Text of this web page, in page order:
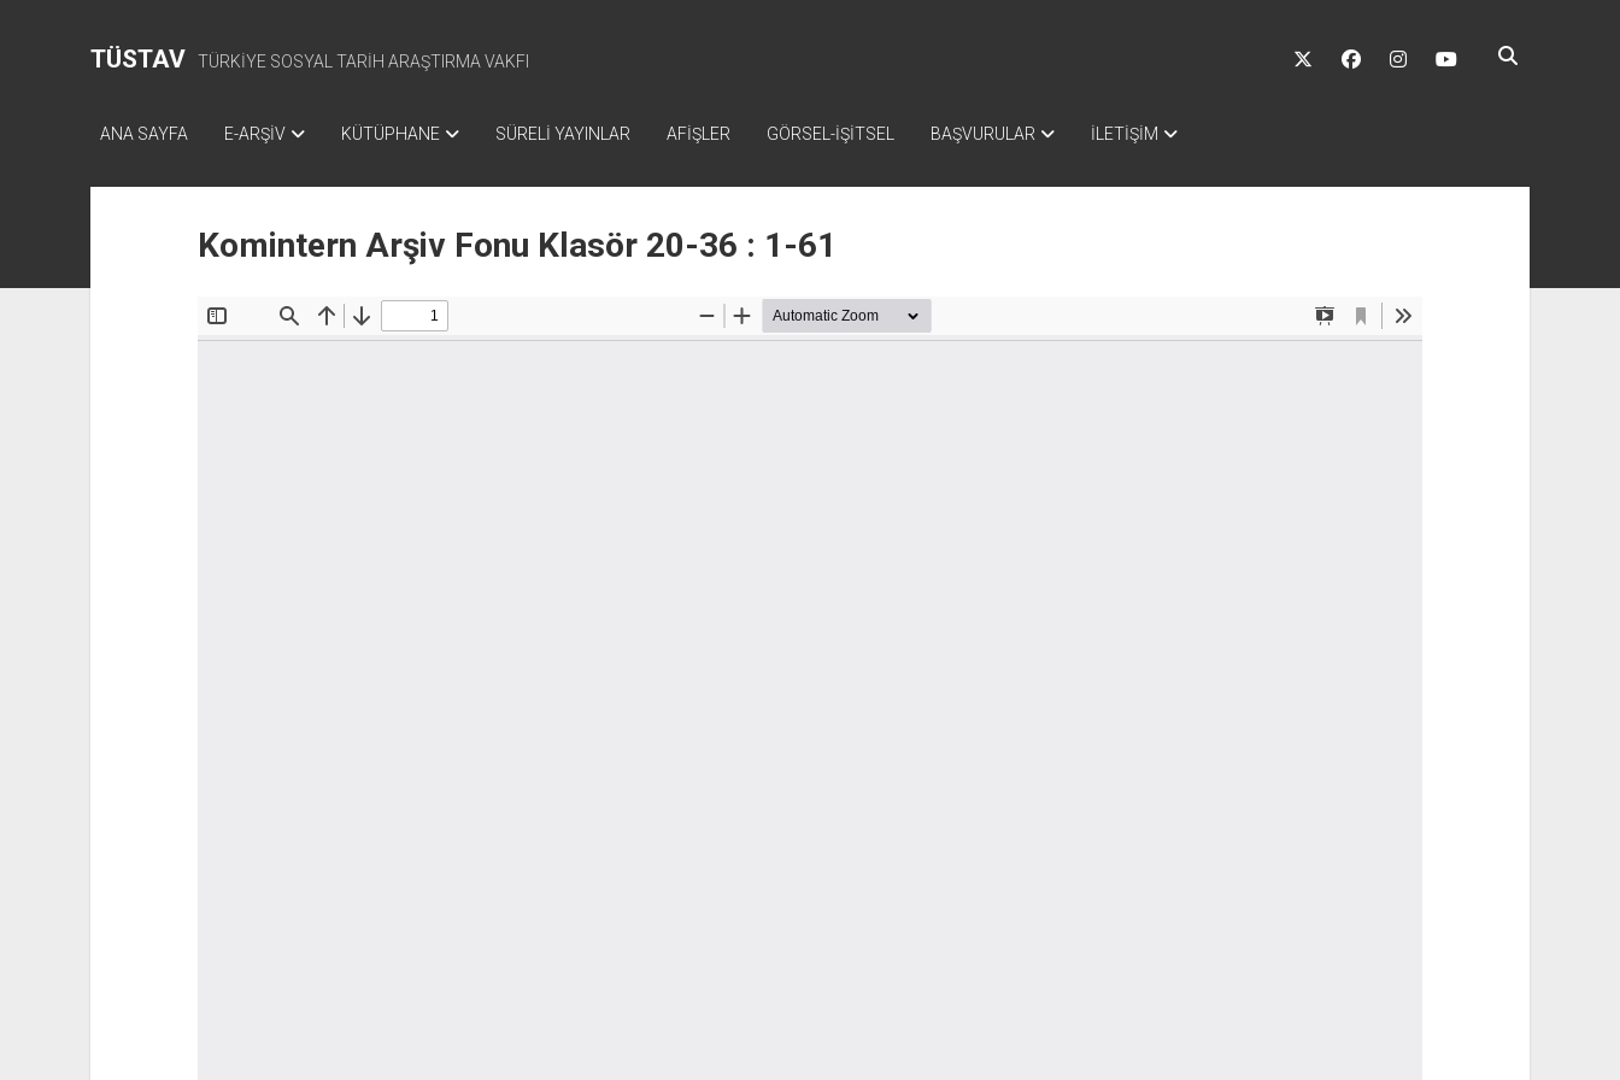
TÜSTAV TÜRKİYE SOSYAL TARİH ARAŞTIRMA VAKFI
twitter facebookinstagramyoutube
ANA SAYFA E-ARŞİV KÜTÜPHANE SÜRELİ YAYINLAR AFİŞLER GÖRSEL-İŞİTSEL BAŞVURULAR İLETİŞİM
Komintern Arşiv Fonu Klasör 20-36 : 1-61